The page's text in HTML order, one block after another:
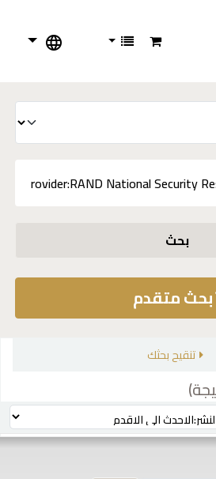
بحث
بحث متقدم
تنقيح بحثك